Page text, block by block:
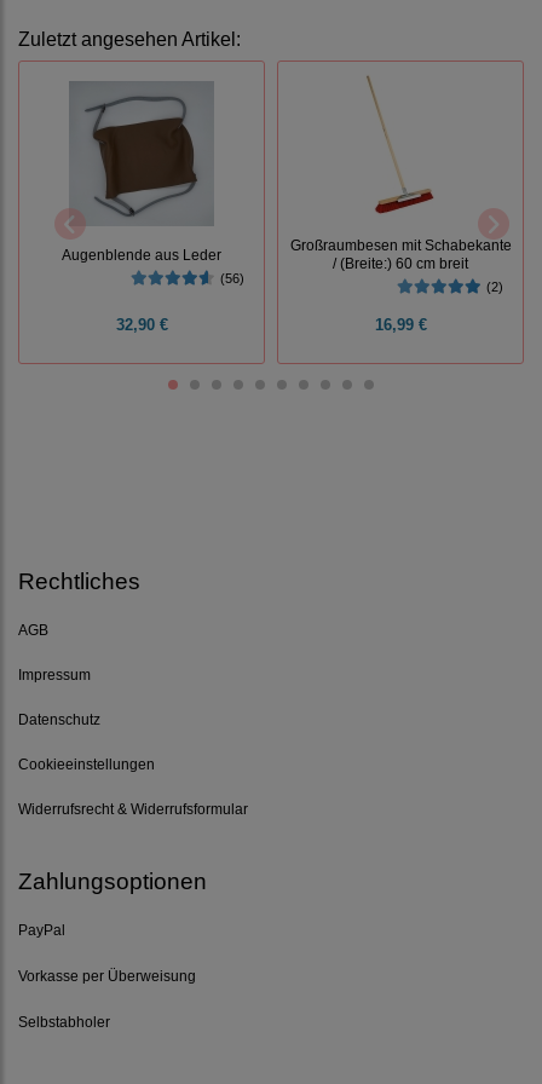
Zuletzt angesehen Artikel:
Augenblende aus Leder
(56)
32,90 €
Großraumbesen mit Schabekante
/ (Breite:) 60 cm breit
(2)
16,99 €
Rechtliches
AGB
Impressum
Datenschutz
Cookieeinstellungen
Widerrufsrecht & Widerrufsformular
Zahlungsoptionen
PayPal
Vorkasse per Überweisung
Selbstabholer